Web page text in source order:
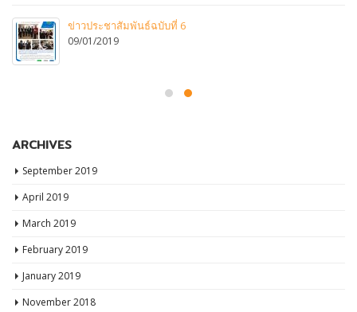
ข่าวประชาสัมพันธ์ฉบับที่ 6
09/01/2019
ARCHIVES
September 2019
April 2019
March 2019
February 2019
January 2019
November 2018